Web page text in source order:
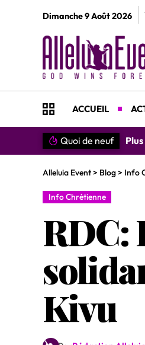
Dimanche 9 Août 2026
ACCUEIL
Quoi de neuf
du Christ »
Alleluia Event> Blog> Info
Info Chrétienne
RDC:
Kivu